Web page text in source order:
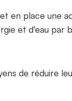
en place une
et d'eau par
de réduire